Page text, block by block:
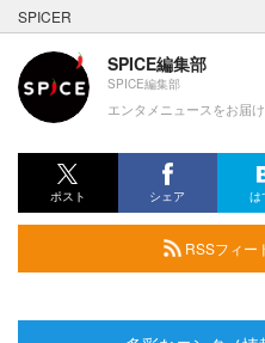
SPICER
SPICE編集部
SPICE編集部
エンタメニュースをお届け
ポスト シェア は
RSSフィー